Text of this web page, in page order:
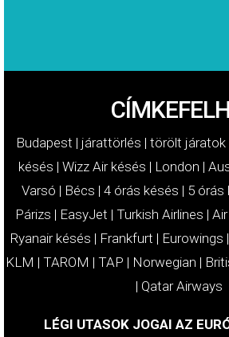
Budapest | járattörlés | törölt járatok
késés | Wizz Air késés | London |
Varsó | Bécs | 4 órás késés | 5 órás
Párizs | EasyJet | Turkish Airlines |
Ryanair késés | Frankfurt | Eurowings |
KLM | TAROM | TAP | Norwegian |
| Qatar Airways
LÉGI UTASOK JOGAI AZ